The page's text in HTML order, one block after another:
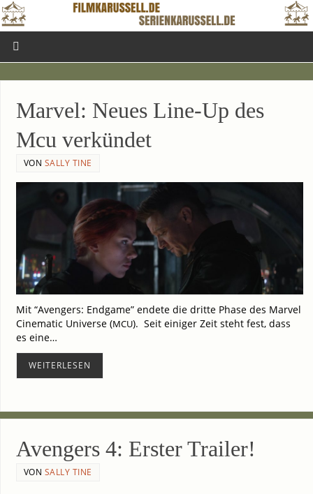
Mar­vel: Neu­es Line-Up des
Mcu verkündet
VON SALLY TINE
Mit “Aven­gers: End­ga­me” ende­te die drit­te Pha­se des Mar­vel
Cine­ma­tic Uni­ver­se (MCU). Seit eini­ger Zeit steht fest, dass
es eine…
WEI­TER­LE­SEN
Aven­gers 4: Ers­ter Trailer!
VON SALLY TINE